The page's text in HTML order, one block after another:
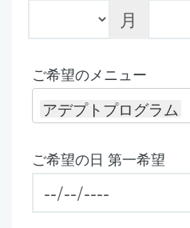
月
ご希望のメニュー
アデプトプログラム
ご希望の日 第一希望